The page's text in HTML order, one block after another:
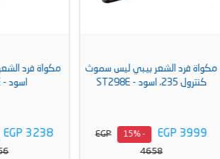
مكواة فرد الشعر بيبي ليس سموث
كنترول 235، اسود - ST298E
EGP 3999
EGP
4658
مكواة فرد
اسود - ST492E
EGP 3238